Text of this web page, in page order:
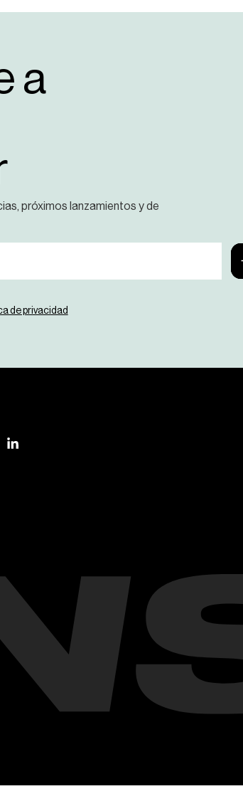
a
próximos lanzamientos y de
de privacidad